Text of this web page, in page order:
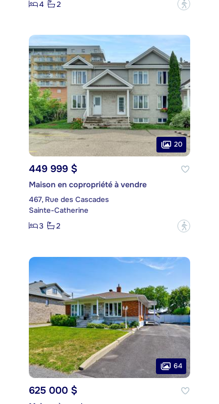
4
2 ?
20
449 999 $
Maison en copropriété à vendre
467, Rue des Cascades
Sainte-Catherine
3
2 ?
64
625 000 $